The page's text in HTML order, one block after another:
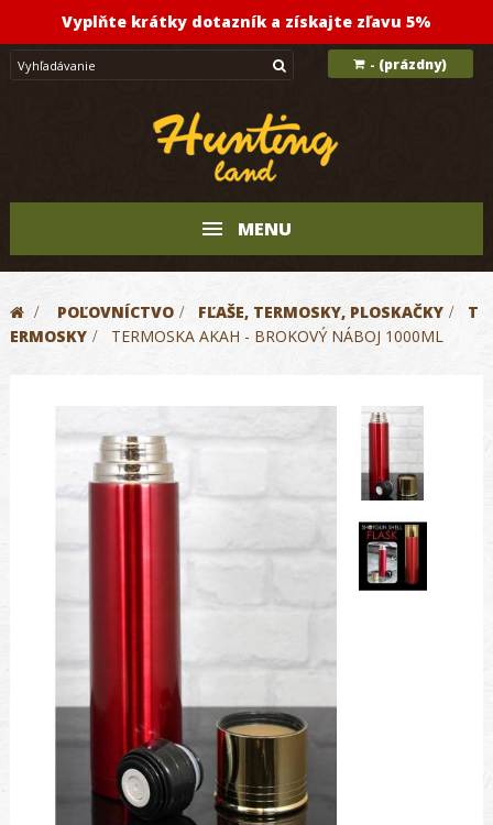
Vyplňte krátky dotazník a získajte zľavu 5%
- (prázdny)
MENU
> POĽOVNÍCTVO > FĽAŠE, TERMOSKY, PLOSKAČKY >
T
ERMOSKY > TERMOSKA AKAH - BROKOVÝ NÁBOJ 1000ML